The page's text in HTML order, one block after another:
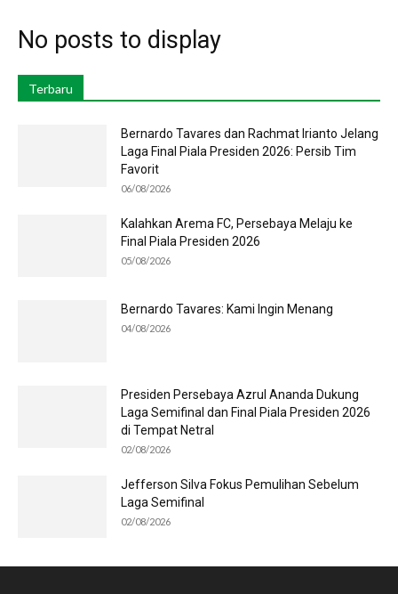
No posts to display
Terbaru
Bernardo Tavares dan Rachmat Irianto Jelang
Laga Final Piala Presiden 2026: Persib Tim
Favorit
06/08/2026
Kalahkan Arema FC, Persebaya Melaju ke
Final Piala Presiden 2026
05/08/2026
Bernardo Tavares: Kami Ingin Menang
04/08/2026
Presiden Persebaya Azrul Ananda Dukung
Laga Semifinal dan Final Piala Presiden 2026
di Tempat Netral
02/08/2026
Jefferson Silva Fokus Pemulihan Sebelum
Laga Semifinal
02/08/2026